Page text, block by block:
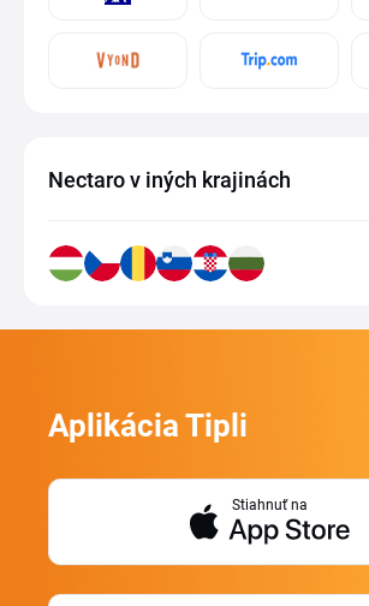
Nectaro v iných krajinách
Aplikácia Tipli
Stiahnuť na